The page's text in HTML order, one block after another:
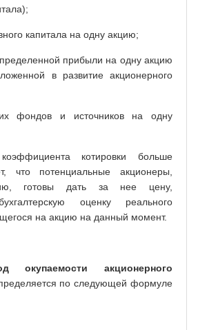
капитала на одну акцию;
прибыли на одну акцию
в развитие акционерного
фондов и источников на одну
котировки больше
что потенциальные акционеры,
готовы дать за нее цену,
оценку реального
на акцию на данный момент.
окупаемости
акционерного
по следующей формуле